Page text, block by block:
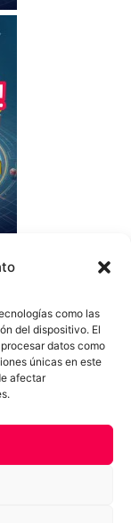
como las
del dispositivo. El
datos como
únicas en este
afectar
el Uso de IA